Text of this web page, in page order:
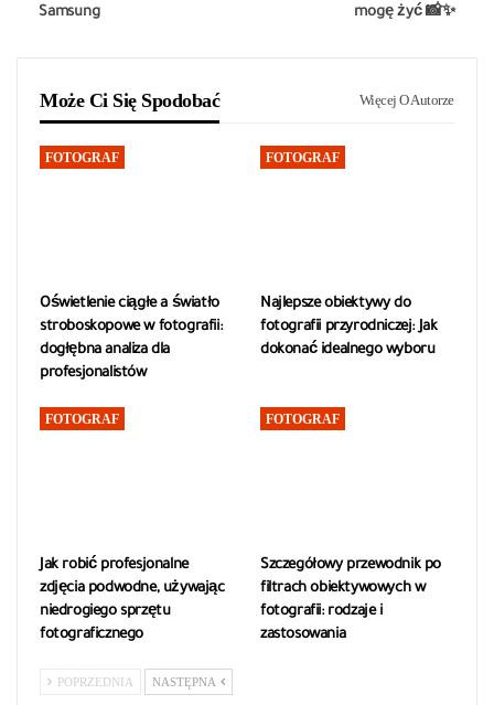
Samsung
mogę żyć 📸✨
Może Ci Się Spodobać Więcej O Autorze
FOTOGRAF
Oświetlenie ciągłe a światło
stroboskopowe w fotografii:
dogłębna analiza dla
profesjonalistów
FOTOGRAF
Najlepsze obiektywy do
fotografii przyrodniczej: Jak
dokonać idealnego wyboru
FOTOGRAF
Jak robić profesjonalne
zdjęcia podwodne, używając
niedrogiego sprzętu
fotograficznego
FOTOGRAF
Szczegółowy przewodnik po
filtrach obiektywowych w
fotografii: rodzaje i
zastosowania
POPRZEDNIA NASTĘPNA